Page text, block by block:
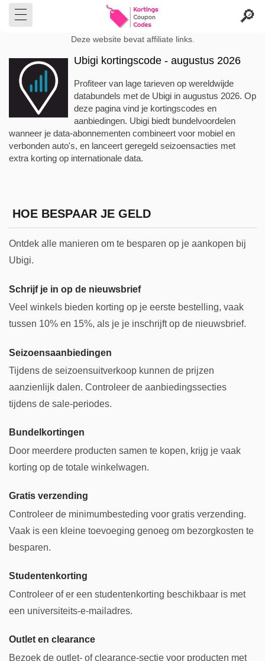
Deze website bevat affiliate links.
Ubigi kortingscode - augustus 2026
Profiteer van lage tarieven op wereldwijde
databundels met de Ubigi in augustus 2026. Op
deze pagina vind je kortingscodes en
aanbiedingen. Ubigi biedt bundelvoordelen
wanneer je data-abonnementen combineert voor mobiel en
verbonden auto's, en lanceert geregeld seizoensacties met
extra korting op internationale data.
HOE BESPAAR JE GELD
Ontdek alle manieren om te besparen op je aankopen bij
Ubigi.
Schrijf je in op de nieuwsbrief
Veel winkels bieden korting op je eerste bestelling, vaak
tussen 10% en 15%, als je je inschrijft op de nieuwsbrief.
Seizoensaanbiedingen
Tijdens de seizoensuitverkoop kunnen de prijzen
aanzienlijk dalen. Controleer de aanbiedingssecties
tijdens de sale-periodes.
Bundelkortingen
Door meerdere producten samen te kopen, krijg je vaak
korting op de totale winkelwagen.
Gratis verzending
Controleer de minimumbesteding voor gratis verzending.
Vaak is een kleine toevoeging genoeg om bezorgkosten te
besparen.
Studentenkorting
Controleer of er een studentenkorting beschikbaar is met
een universiteits-e-mailadres.
Outlet en clearance
Bezoek de outlet- of clearance-sectie voor producten met